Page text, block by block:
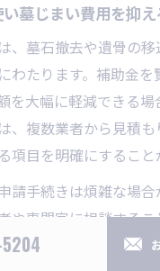
墓じまい費用を抑え
、墓石撤去や遺骨の
わたります。補助金を
を大幅に軽減できる場
、複数業者から見積
項目を明確にすること
請手続きは煩雑な場合
や専門家に相談するこ
ができます。費用相場